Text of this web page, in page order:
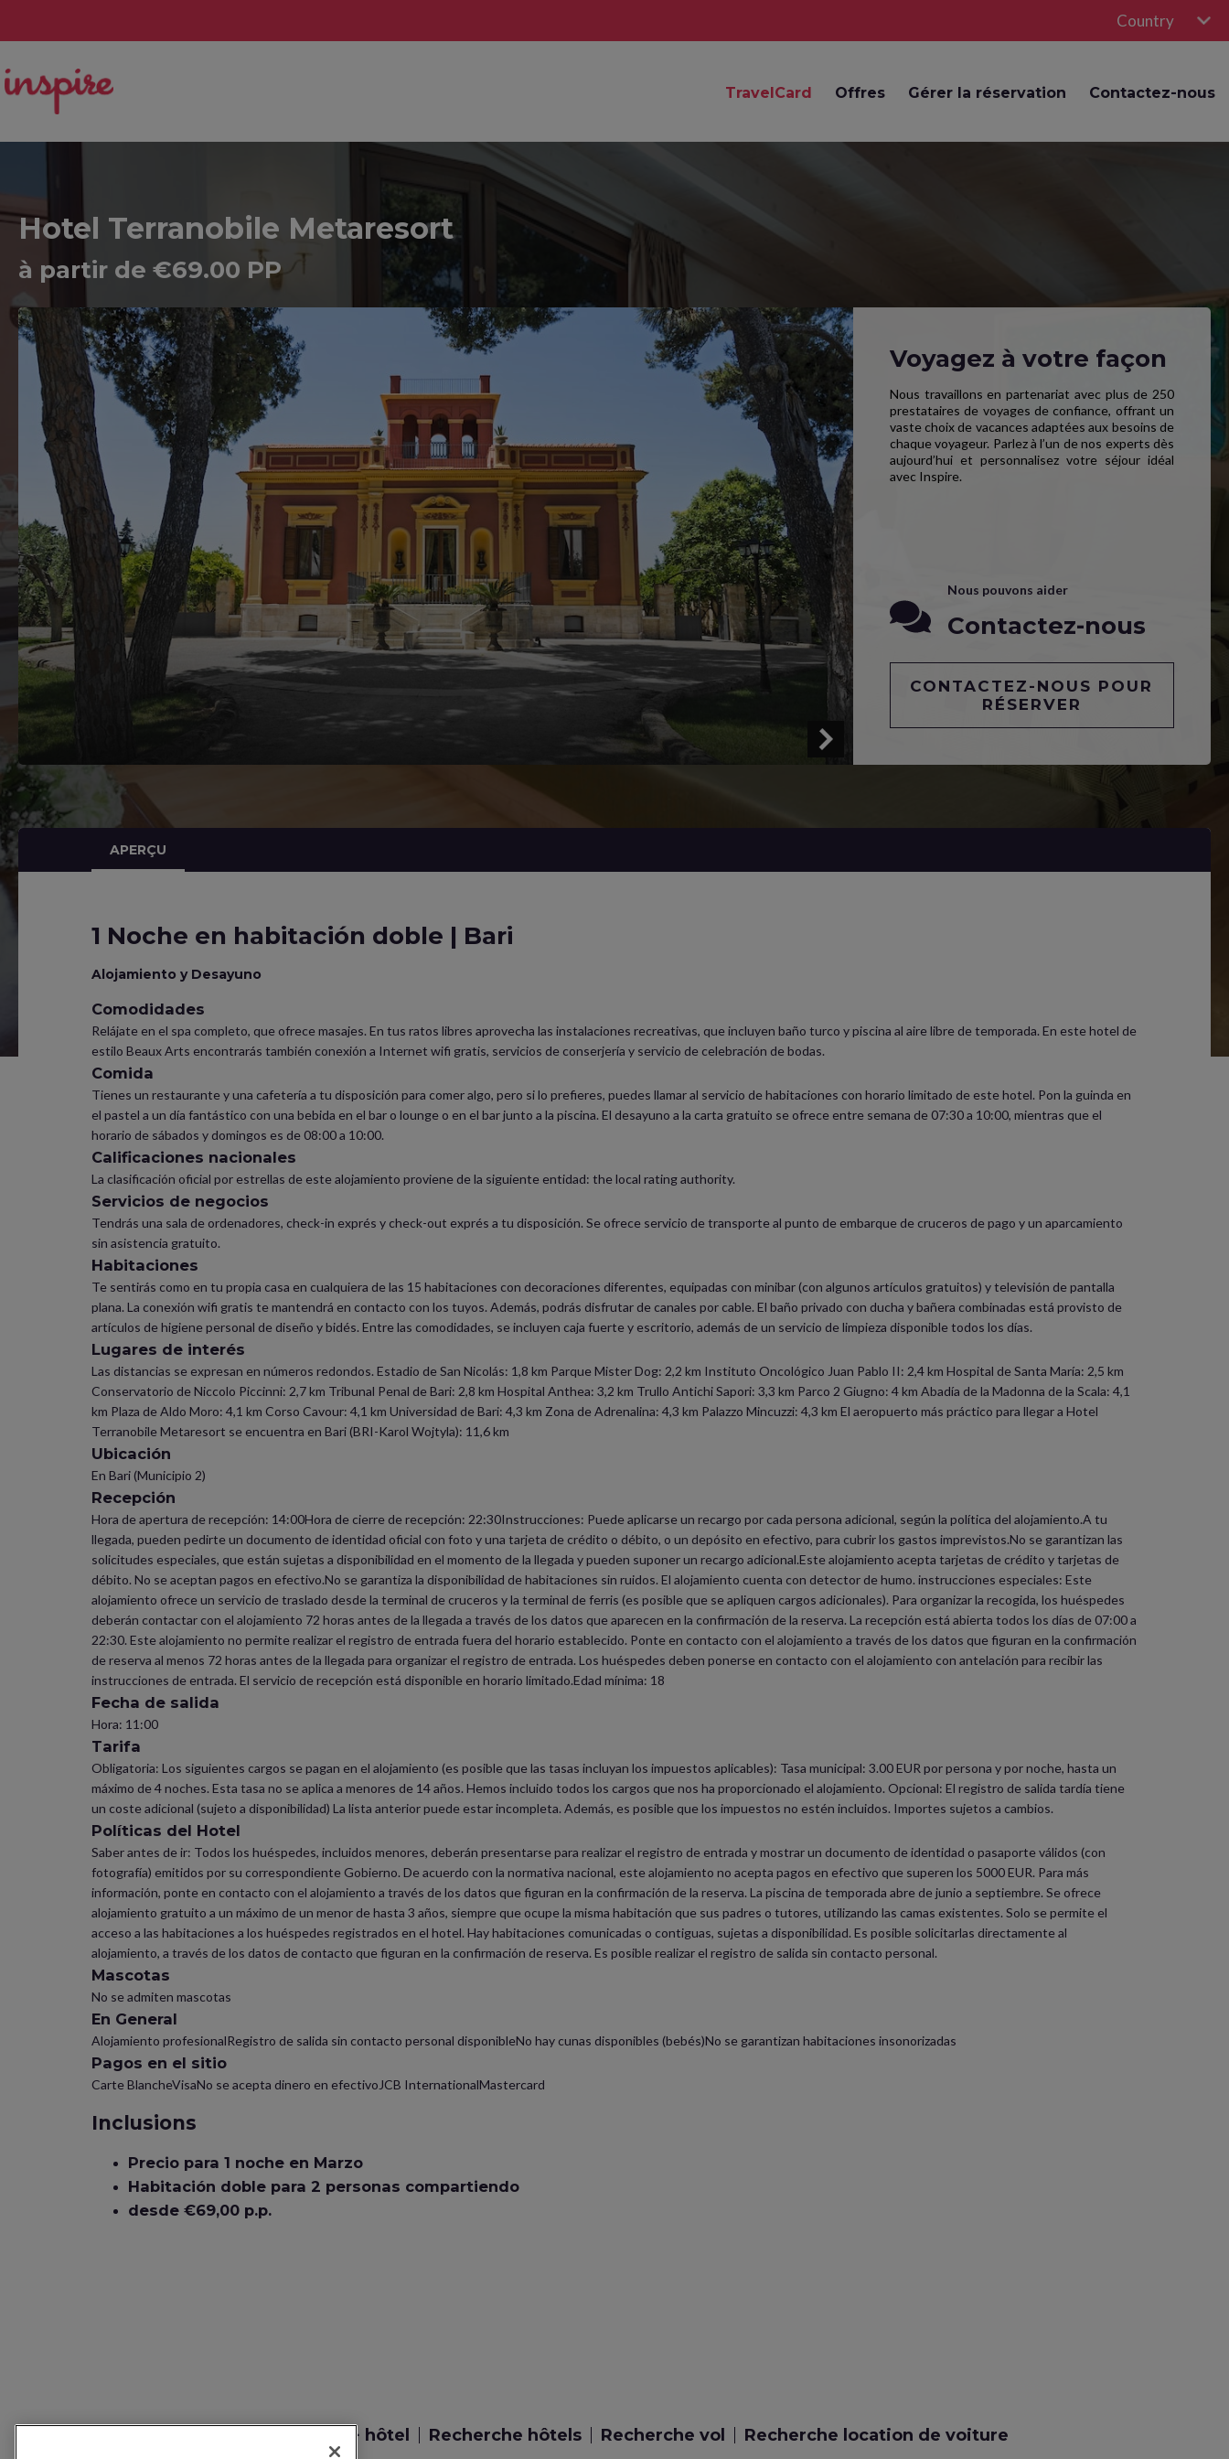
Country
TravelCard Offres Gérer la réservation Contactez-nous
Hotel Terranobile Metaresort
à partir de €69.00 PP
Voyagez à votre façon
Nous travaillons en partenariat avec plus de 250
prestataires de voyages de confiance, offrant un
vaste choix de vacances adaptées aux besoins de
chaque voyageur. Parlez à l’un de nos experts dès
aujourd’hui et personnalisez votre séjour idéal
avec Inspire.
Nous pouvons aider
Contactez-nous
CONTACTEZ-NOUS POUR
RÉSERVER
APERÇU
1 Noche en habitación doble | Bari
Alojamiento y Desayuno
Comodidades
Relájate en el spa completo, que ofrece masajes. En tus ratos libres aprovecha las instalaciones recreativas, que incluyen baño turco y piscina al aire libre de temporada. En este hotel de
estilo Beaux Arts encontrarás también conexión a Internet wifi gratis, servicios de conserjería y servicio de celebración de bodas.
Comida
Tienes un restaurante y una cafetería a tu disposición para comer algo, pero si lo prefieres, puedes llamar al servicio de habitaciones con horario limitado de este hotel. Pon la guinda en
el pastel a un día fantástico con una bebida en el bar o lounge o en el bar junto a la piscina. El desayuno a la carta gratuito se ofrece entre semana de 07:30 a 10:00, mientras que el
horario de sábados y domingos es de 08:00 a 10:00.
Calificaciones nacionales
La clasificación oficial por estrellas de este alojamiento proviene de la siguiente entidad: the local rating authority.
Servicios de negocios
Tendrás una sala de ordenadores, check-in exprés y check-out exprés a tu disposición. Se ofrece servicio de transporte al punto de embarque de cruceros de pago y un aparcamiento
sin asistencia gratuito.
Habitaciones
Te sentirás como en tu propia casa en cualquiera de las 15 habitaciones con decoraciones diferentes, equipadas con minibar (con algunos artículos gratuitos) y televisión de pantalla
plana. La conexión wifi gratis te mantendrá en contacto con los tuyos. Además, podrás disfrutar de canales por cable. El baño privado con ducha y bañera combinadas está provisto de
artículos de higiene personal de diseño y bidés. Entre las comodidades, se incluyen caja fuerte y escritorio, además de un servicio de limpieza disponible todos los días.
Lugares de interés
Las distancias se expresan en números redondos. Estadio de San Nicolás: 1,8 km Parque Mister Dog: 2,2 km Instituto Oncológico Juan Pablo II: 2,4 km Hospital de Santa María: 2,5 km
Conservatorio de Niccolo Piccinni: 2,7 km Tribunal Penal de Bari: 2,8 km Hospital Anthea: 3,2 km Trullo Antichi Sapori: 3,3 km Parco 2 Giugno: 4 km Abadía de la Madonna de la Scala: 4,1
km Plaza de Aldo Moro: 4,1 km Corso Cavour: 4,1 km Universidad de Bari: 4,3 km Zona de Adrenalina: 4,3 km Palazzo Mincuzzi: 4,3 km El aeropuerto más práctico para llegar a Hotel
Terranobile Metaresort se encuentra en Bari (BRI-Karol Wojtyla): 11,6 km
Ubicación
En Bari (Municipio 2)
Recepción
Hora de apertura de recepción: 14:00Hora de cierre de recepción: 22:30Instrucciones: Puede aplicarse un recargo por cada persona adicional, según la política del alojamiento.A tu
llegada, pueden pedirte un documento de identidad oficial con foto y una tarjeta de crédito o débito, o un depósito en efectivo, para cubrir los gastos imprevistos.No se garantizan las
solicitudes especiales, que están sujetas a disponibilidad en el momento de la llegada y pueden suponer un recargo adicional.Este alojamiento acepta tarjetas de crédito y tarjetas de
débito. No se aceptan pagos en efectivo.No se garantiza la disponibilidad de habitaciones sin ruidos. El alojamiento cuenta con detector de humo. instrucciones especiales: Este
alojamiento ofrece un servicio de traslado desde la terminal de cruceros y la terminal de ferris (es posible que se apliquen cargos adicionales). Para organizar la recogida, los huéspedes
deberán contactar con el alojamiento 72 horas antes de la llegada a través de los datos que aparecen en la confirmación de la reserva. La recepción está abierta todos los días de 07:00 a
22:30. Este alojamiento no permite realizar el registro de entrada fuera del horario establecido. Ponte en contacto con el alojamiento a través de los datos que figuran en la confirmación
de reserva al menos 72 horas antes de la llegada para organizar el registro de entrada. Los huéspedes deben ponerse en contacto con el alojamiento con antelación para recibir las
instrucciones de entrada. El servicio de recepción está disponible en horario limitado.Edad mínima: 18
Fecha de salida
Hora: 11:00
Tarifa
Obligatoria: Los siguientes cargos se pagan en el alojamiento (es posible que las tasas incluyan los impuestos aplicables): Tasa municipal: 3.00 EUR por persona y por noche, hasta un
máximo de 4 noches. Esta tasa no se aplica a menores de 14 años. Hemos incluido todos los cargos que nos ha proporcionado el alojamiento. Opcional: El registro de salida tardía tiene
un coste adicional (sujeto a disponibilidad) La lista anterior puede estar incompleta. Además, es posible que los impuestos no estén incluidos. Importes sujetos a cambios.
Políticas del Hotel
Saber antes de ir: Todos los huéspedes, incluidos menores, deberán presentarse para realizar el registro de entrada y mostrar un documento de identidad o pasaporte válidos (con
fotografía) emitidos por su correspondiente Gobierno. De acuerdo con la normativa nacional, este alojamiento no acepta pagos en efectivo que superen los 5000 EUR. Para más
información, ponte en contacto con el alojamiento a través de los datos que figuran en la confirmación de la reserva. La piscina de temporada abre de junio a septiembre. Se ofrece
alojamiento gratuito a un máximo de un menor de hasta 3 años, siempre que ocupe la misma habitación que sus padres o tutores, utilizando las camas existentes. Solo se permite el
acceso a las habitaciones a los huéspedes registrados en el hotel. Hay habitaciones comunicadas o contiguas, sujetas a disponibilidad. Es posible solicitarlas directamente al
alojamiento, a través de los datos de contacto que figuran en la confirmación de reserva. Es posible realizar el registro de salida sin contacto personal.
Mascotas
No se admiten mascotas
En General
Alojamiento profesionalRegistro de salida sin contacto personal disponibleNo hay cunas disponibles (bebés)No se garantizan habitaciones insonorizadas
Pagos en el sitio
Carte BlancheVisaNo se acepta dinero en efectivoJCB InternationalMastercard
Inclusions
Precio para 1 noche en Marzo
Habitación doble para 2 personas compartiendo
desde €69,00 p.p.
Recherche vol + hôtel Recherche hôtels Recherche vol Recherche location de voiture